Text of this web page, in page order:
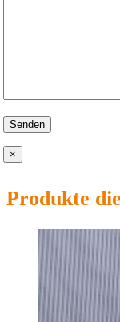
×
Produkte